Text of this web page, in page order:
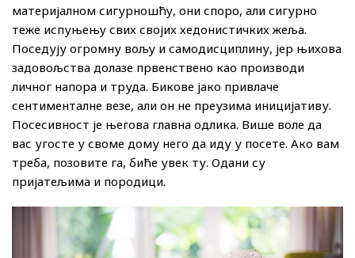
материјалном сигурношћу, они споро, али сигурно
теже испуњењу свих својих хедонистичких жеља.
Поседују огромну вољу и самодисциплину, јер њихова
задовољства долазе првенствено као производи
личног напора и труда. Бикове јако привлаче
сентименталне везе, али он не преузима иницијативу.
Посесивност је његова главна одлика. Више воле да
вас угосте у своме дому него да иду у посете. Ако вам
треба, позовите га, биће увек ту. Одани су
пријатељима и породици.